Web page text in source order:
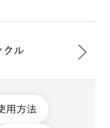
クル
用方法